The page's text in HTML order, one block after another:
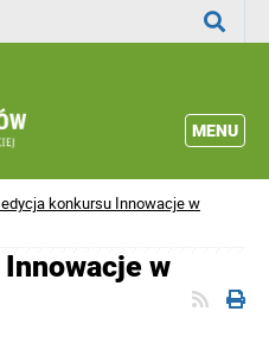
MENU
konkursu Innowacje w
w